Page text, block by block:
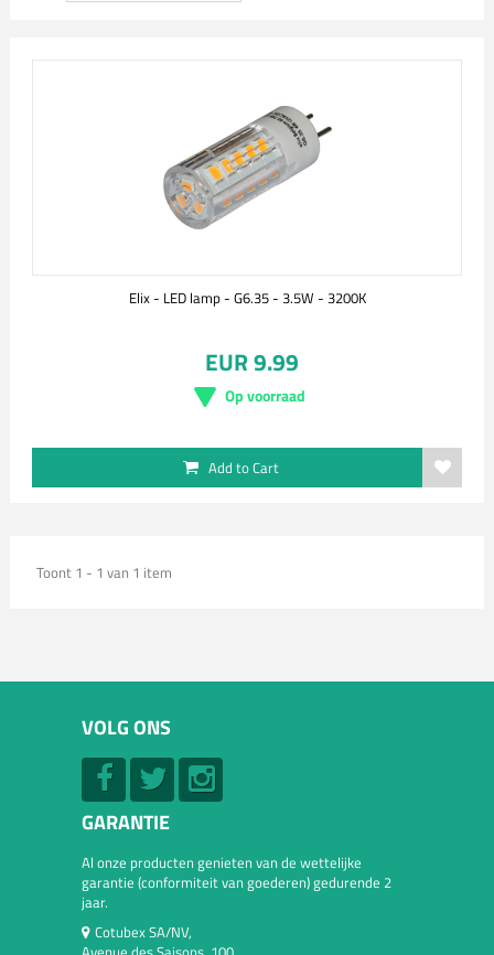
Elix - LED lamp - G6.35 - 3.5W - 3200K
EUR 9.99
Op voorraad
Add to Cart
Toont 1 - 1 van 1 item
VOLG ONS
GARANTIE
Al onze producten genieten van de wettelijke
garantie (conformiteit van goederen) gedurende 2
jaar.
Cotubex SA/NV,